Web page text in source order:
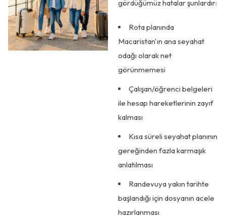
gördüğümüz hatalar şunlardır:
Rota planında
Macaristan'ın ana seyahat
odağı olarak net
görünmemesi
Çalışan/öğrenci belgeleri
ile hesap hareketlerinin zayıf
kalması
Kısa süreli seyahat planının
gereğinden fazla karmaşık
anlatılması
Randevuya yakın tarihte
başlandığı için dosyanın acele
hazırlanması